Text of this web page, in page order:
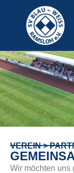
VEREIN >
Wir möchten uns